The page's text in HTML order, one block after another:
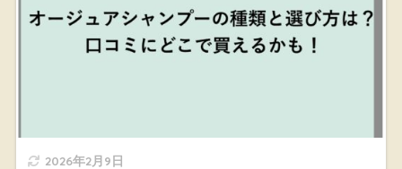
2026年2月9日